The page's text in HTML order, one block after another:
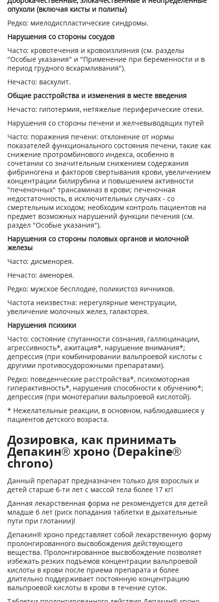
опухоли (включая кисты и полипы)
Редко: миелодиспластические синдромы.
Нарушения со стороны сосудов
Часто: кровотечения и кровоизлияния (см. разделы
"Особые указания" и "Применение при беременности и в
период грудного вскармливания").
Нечасто: васкулит.
Общие расстройства и изменения в месте введения
Нечасто: гипотермия, нетяжелые периферические отеки.
Нарушения со стороны печени и желчевыводящих путей
Часто: поражения печени: отклонение от нормы
показателей функционального состояния печени, такие как
снижение протромбинового индекса, особенно в
сочетании со значительным снижением содержания
фибриногена и факторов свертывания крови, увеличением
концентрации билирубина и повышением активности
"печеночных" трансаминаз в крови; печеночная
недостаточность, в исключительных случаях - со
смертельным исходом; необходим контроль пациентов на
предмет возможных нарушений функции печения (см.
раздел "Особые указания").
Нарушения со стороны половых органов и молочной
железы
Часто: дисменорея.
Нечасто: аменорея.
Редко: мужское бесплодие, поликистоз яичников.
Частота неизвестна: нерегулярные менструации,
увеличение молочных желез, галакторея.
Нарушения психики
Часто: состояние спутанности сознания, галлюцинации,
агрессивность*, ажитация*, нарушение внимания*;
депрессия (при комбинировании вальпроевой кислоты с
другими противосудорожными препаратами).
Редко: поведенческие расстройства*, психомоторная
гиперактивность*, нарушения способности к обучению*;
депрессия (при монотерапии вальпроевой кислотой).
* Нежелательные реакции, в основном, наблюдавшиеся у
пациентов детского возраста.
Дозировка, как принимать
Депакин® хроно (Depakine®
chrono)
Данный препарат предназначен только для взрослых и
детей старше 6-ти лет с массой тела более 17 кг!
Данная лекарственная форма не рекомендуется для детей
младше 6 лет (риск попадания таблетки в дыхательные
пути при глотании)!
Депакин® хроно представляет собой лекарственную форму
пролонгированного высвобождения действующего
вещества. Пролонгированное высвобождение позволяет
избежать резких подъемов концентрации вальпроевой
кислоты в крови после приема препарата и более
длительно поддерживает постоянную концентрацию
вальпроевой кислоты в крови в течение суток.